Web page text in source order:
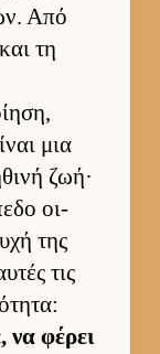
Από
τη
μια
ζωή·
οι­
της
τις
φέρει